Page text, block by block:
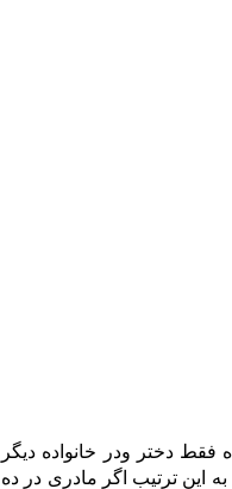
دختر ودر خانواده دیگر
این ترتیب اگر مادری در ده